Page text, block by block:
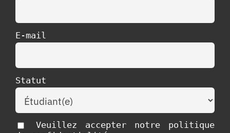
E-mail
Statut
Veuillez accepter notre politique